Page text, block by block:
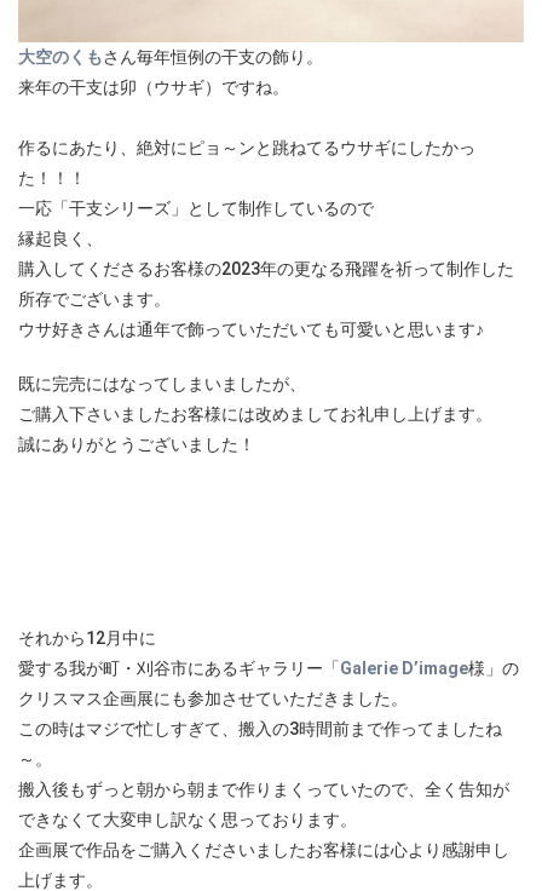
大空のくもさん毎年恒例の干支の飾り。
来年の干支は卯（ウサギ）ですね。
作るにあたり、絶対にピョ～ンと跳ねてるウサギにしたかっ
た！！！
一応「干支シリーズ」として制作しているので
縁起良く、
購入してくださるお客様の2023年の更なる飛躍を祈って制作した
所存でございます。
ウサ好きさんは通年で飾っていただいても可愛いと思います♪
既に完売にはなってしまいましたが、
ご購入下さいましたお客様には改めましてお礼申し上げます。
誠にありがとうございました！
それから12月中に
愛する我が町・刈谷市にあるギャラリー「Galerie D’image様」の
クリスマス企画展にも参加させていただきました。
この時はマジで忙しすぎて、搬入の3時間前まで作ってましたね
～。
搬入後もずっと朝から朝まで作りまくっていたので、全く告知が
できなくて大変申し訳なく思っております。
企画展で作品をご購入くださいましたお客様には心より感謝申し
上げます。